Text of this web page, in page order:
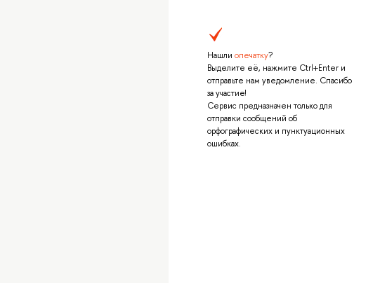
Нашли опечатку?
Выделите её, нажмите Ctrl+Enter и
отправьте нам уведомление. Спасибо
за участие!
Сервис предназначен только для
отправки сообщений об
орфографических и пунктуационных
ошибках.